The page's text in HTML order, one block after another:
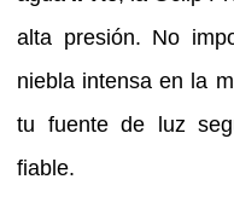
alta presión. No
niebla intensa en la
tu fuente de luz
fiable.